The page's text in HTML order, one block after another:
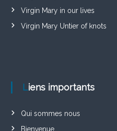
Virgin Mary in our lives
Virgin Mary Untier of knots
Liens importants
Qui sommes nous
Bienvenue